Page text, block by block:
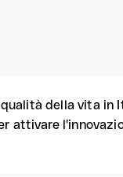
della vita in
attivare